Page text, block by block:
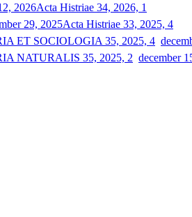
2026Acta Histriae 34, 2026, 1
29, 2025Acta Histriae 33, 2025, 4
december